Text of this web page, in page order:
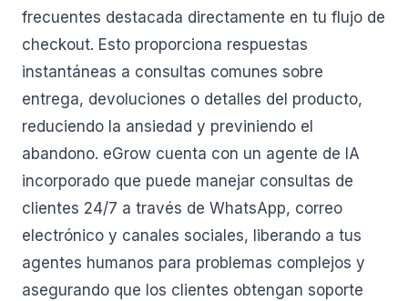
frecuentes destacada directamente en tu flujo de
checkout. Esto proporciona respuestas
instantáneas a consultas comunes sobre
entrega, devoluciones o detalles del producto,
reduciendo la ansiedad y previniendo el
abandono. eGrow cuenta con un agente de IA
incorporado que puede manejar consultas de
clientes 24/7 a través de WhatsApp, correo
electrónico y canales sociales, liberando a tus
agentes humanos para problemas complejos y
asegurando que los clientes obtengan soporte